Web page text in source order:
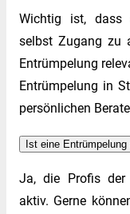
Wichtig ist, dass
selbst Zugang zu
Entrümpelung
Entrümpelung in
persönlichen
Ist eine
Ja, die Profis der
aktiv. Gerne